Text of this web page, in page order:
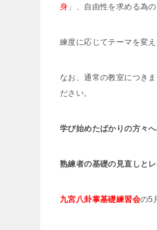
身 」、自由性を求める為
練度に応じてテーマを変
なお、通常の教室につき
ださい。
学び始めたばかりの方々
熟練者の基礎の見直しとレ
九宮八卦掌基礎練習会の5